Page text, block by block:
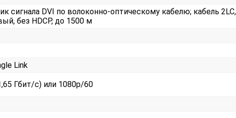
сигнала DVI по волоконно-оптическому кабелю; кабель 2LC,
без HDCP, до 1500 м
Link
Гбит/с) или 1080p/60